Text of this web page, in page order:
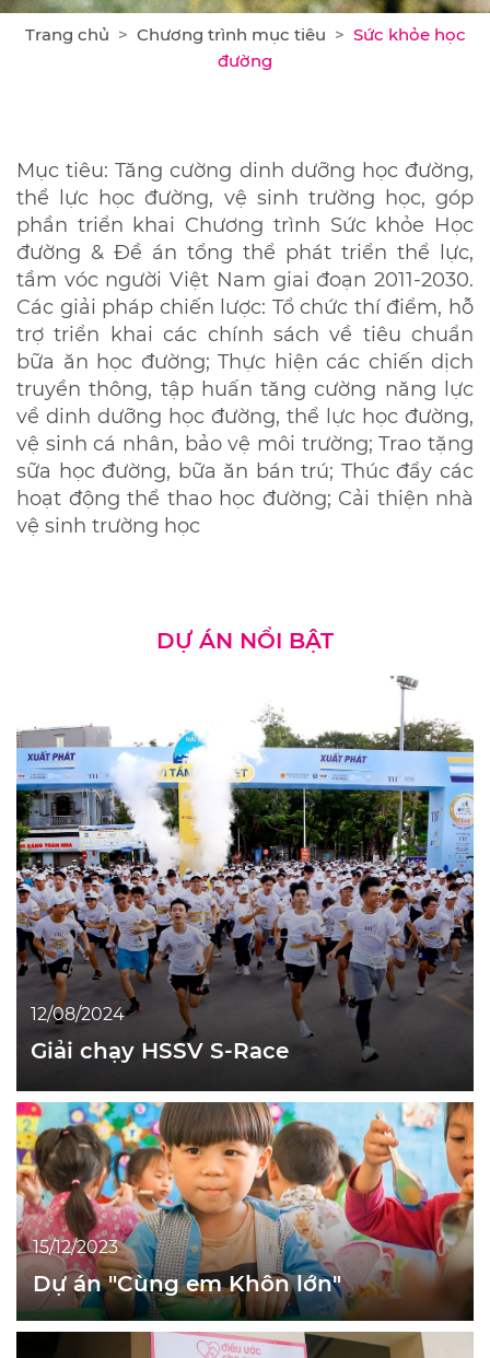
Trang chủ Chương trình mục tiêu
Sức khỏe học
đường
Mục tiêu: Tăng cường dinh dưỡng học đường,
thể lực học đường, vệ sinh trường học, góp
phần triển khai Chương trình Sức khỏe Học
đường & Đề án tổng thể phát triển thể lực,
tầm vóc người Việt Nam giai đoạn 2011-2030.
Các giải pháp chiến lược: Tổ chức thí điểm, hỗ
trợ triển khai các chính sách về tiêu chuẩn
bữa ăn học đường; Thực hiện các chiến dịch
truyền thông, tập huấn tăng cường năng lực
về dinh dưỡng học đường, thể lực học đường,
vệ sinh cá nhân, bảo vệ môi trường; Trao tặng
sữa học đường, bữa ăn bán trú; Thúc đẩy các
hoạt động thể thao học đường; Cải thiện nhà
vệ sinh trường học
DỰ ÁN NỔI BẬT
12/08/2024
Giải chạy HSSV S-Race
15/12/2023
Dự án "Cùng em Khôn lớn"